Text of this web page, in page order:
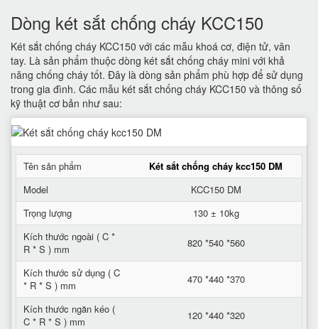
Dòng két sắt chống cháy KCC150
Két sắt chống cháy KCC150 với các mẫu khoá cơ, điện tử, vân
tay. Là sản phẩm thuộc dòng két sắt chống cháy mini với khả
năng chống cháy tốt. Đây là dòng sản phẩm phù hợp để sử dụng
trong gia đình. Các mẫu két sắt chống cháy KCC150 và thông số
kỹ thuật cơ bản như sau:
Tên sản phẩm
Két sắt chống cháy kcc150 DM
Model
KCC150 DM
Trọng lượng
130 ± 10kg
Kích thước ngoài ( C *
R * S ) mm
820 *540 *560
Kích thước sử dụng ( C
* R * S ) mm
470 *440 *370
Kích thước ngăn kéo (
C * R * S ) mm
120 *440 *320